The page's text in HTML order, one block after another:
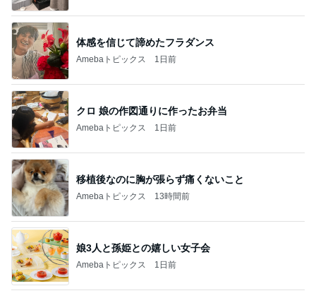
体感を信じて諦めたフラダンス
Amebaトピックス 1日前
クロ 娘の作図通りに作ったお弁当
Amebaトピックス 1日前
移植後なのに胸が張らず痛くないこと
Amebaトピックス 13時間前
娘3人と孫姫との嬉しい女子会
Amebaトピックス 1日前